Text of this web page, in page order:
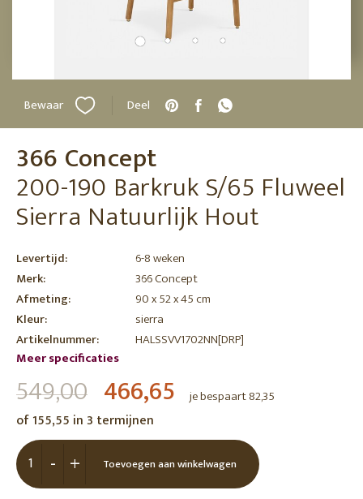
Bewaar Deel
366 Concept
200-190 Barkruk S/65 Fluweel
Sierra Natuurlijk Hout
Levertijd:
6-8 weken
Merk:
366 Concept
Afmeting:
90 x 52 x 45 cm
Kleur:
sierra
Artikelnummer:
HALSSVV1702NN[DRP]
Meer specificaties
549,00 466,65 je bespaart 82,35
of 155,55 in 3 termijnen
+
- Toevoegen aan winkelwagen